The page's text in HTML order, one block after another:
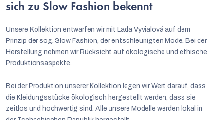
sich zu Slow Fashion bekennt
Unsere Kollektion entwarfen wir mit Lada Vyvialová auf dem
Prinzip der sog. Slow Fashion, der entschleunigten Mode. Bei der
Herstellung nehmen wir Rücksicht auf ökologische und ethische
Produktionsaspekte.
Bei der Produktion unserer Kollektion legen wir Wert darauf, dass
die Kleidungsstücke ökologisch hergestellt werden, dass sie
zeitlos und hochwertig sind. Alle unsere Modelle werden lokal in